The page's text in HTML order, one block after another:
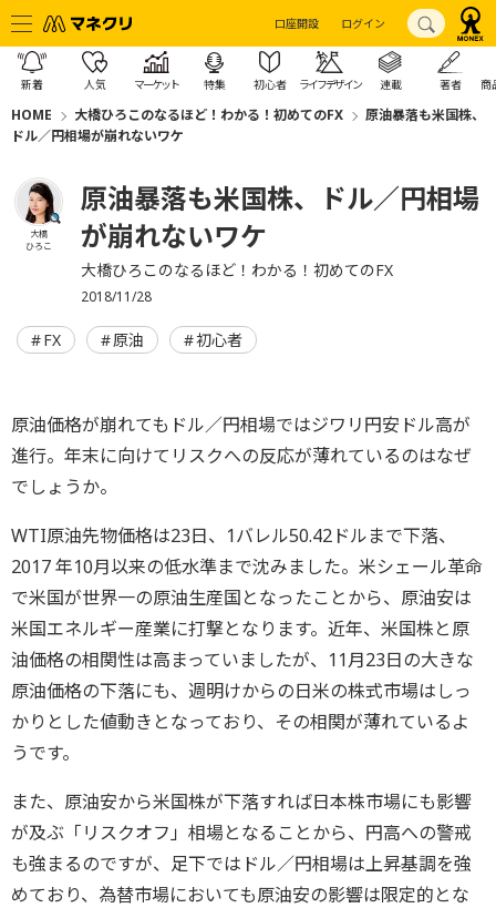
口座開設 ログイン
新着 人気 マーケット 特集 初心者 ライフデザイン 連載 著者 商
HOME 大橋ひろこのなるほど！わかる！初めてのFX
原油暴落も米国株、
ドル／円相場が崩れないワケ
大橋
ひろこ
原油暴落も米国株、ドル／円相場
が崩れないワケ
大橋ひろこのなるほど！わかる！初めてのFX
2018/11/28
FX 原油 初心者
原油価格が崩れてもドル／円相場ではジワリ円安ドル高が
進行。年末に向けてリスクへの反応が薄れているのはなぜ
でしょうか。
WTI原油先物価格は23日、1バレル50.42ドルまで下落、
2017 年10月以来の低水準まで沈みました。米シェール革命
で米国が世界一の原油生産国となったことから、原油安は
米国エネルギー産業に打撃となります。近年、米国株と原
油価格の相関性は高まっていましたが、11月23日の大きな
原油価格の下落にも、週明けからの日米の株式市場はしっ
かりとした値動きとなっており、その相関が薄れているよ
うです。
また、原油安から米国株が下落すれば日本株市場にも影響
が及ぶ「リスクオフ」相場となることから、円高への警戒
も強まるのですが、足下ではドル／円相場は上昇基調を強
めており、為替市場においても原油安の影響は限定的とな